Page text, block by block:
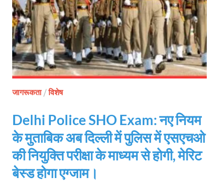
जागरूकता/विशेष
Delhi Police SHO Exam: नए नियम
के मुताबिक अब दिल्ली में पुलिस में एसएचओ
की नियुक्ति परीक्षा के माध्यम से होगी, मेरिट
बेस्ड होगा एग्जाम।